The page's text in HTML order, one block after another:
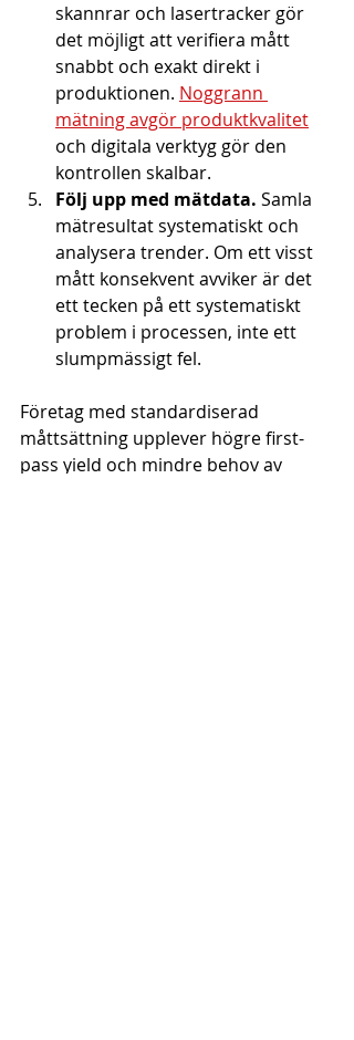
skannrar och lasertracker gör
det möjligt att verifiera mått
snabbt och exakt direkt i
produktionen. Noggrann
mätning avgör produktkvalitet
och digitala verktyg gör den
kontrollen skalbar.
Följ upp med mätdata. Samla
mätresultat systematiskt och
analysera trender. Om ett visst
mått konsekvent avviker är det
ett tecken på ett systematiskt
problem i processen, inte ett
slumpmässigt fel.
Företag med standardiserad
måttsättning upplever högre first-
pass yield och mindre behov av